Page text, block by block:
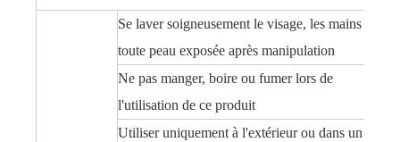
Se laver soigneusement le visage, les mains et
toute peau exposée après manipulation
Ne pas manger, boire ou fumer lors de
l'utilisation de ce produit
Utiliser uniquement à l'extérieur ou dans un